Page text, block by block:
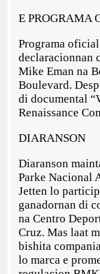
E PROGRAMA
Programa
declaracionnan
Mike Eman na
Boulevard.
di documental
Renaissance
DIARANSON
Diaranson
Parke Nacional
Jetten lo
ganadornan di
na Centro
Cruz. Mas laat
bishita
lo marca e